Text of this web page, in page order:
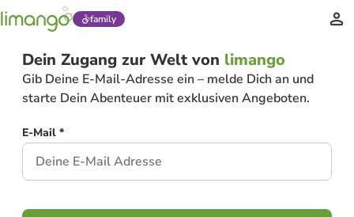
family
Dein Zugang zur Welt von limango
Gib Deine E-Mail-Adresse ein – melde Dich an und
starte Dein Abenteuer mit exklusiven Angeboten.
E-Mail *